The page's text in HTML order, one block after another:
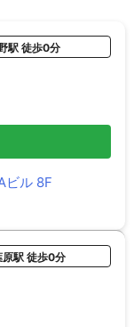
駅 徒歩0分
ビル 8F
原駅 徒歩0分